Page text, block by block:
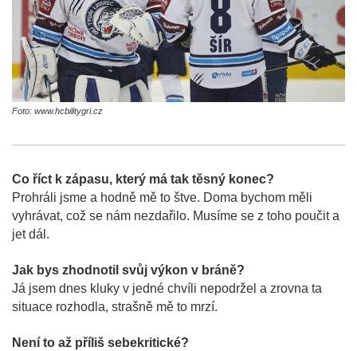
Foto: www.hcbilitygri.cz
Co říct k zápasu, který má tak těsný konec?
Prohráli jsme a hodně mě to štve. Doma bychom měli
vyhrávat, což se nám nezdařilo. Musíme se z toho poučit a
jet dál.
Jak bys zhodnotil svůj výkon v bráně?
Já jsem dnes kluky v jedné chvíli nepodržel a zrovna ta
situace rozhodla, strašně mě to mrzí.
Není to až příliš sebekritické?